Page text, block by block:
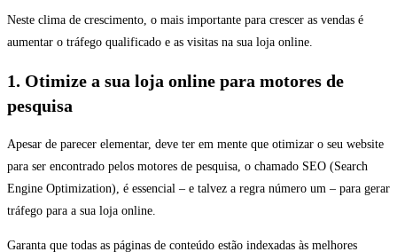
Neste clima de crescimento, o mais importante para crescer as vendas é
aumentar o tráfego qualificado e as visitas na sua loja online.
1. Otimize a sua loja online para motores de
pesquisa
Apesar de parecer elementar, deve ter em mente que otimizar o seu website
para ser encontrado pelos motores de pesquisa, o chamado SEO (Search
Engine Optimization), é essencial – e talvez a regra número um – para gerar
tráfego para a sua loja online.
Garanta que todas as páginas de conteúdo estão indexadas às melhores